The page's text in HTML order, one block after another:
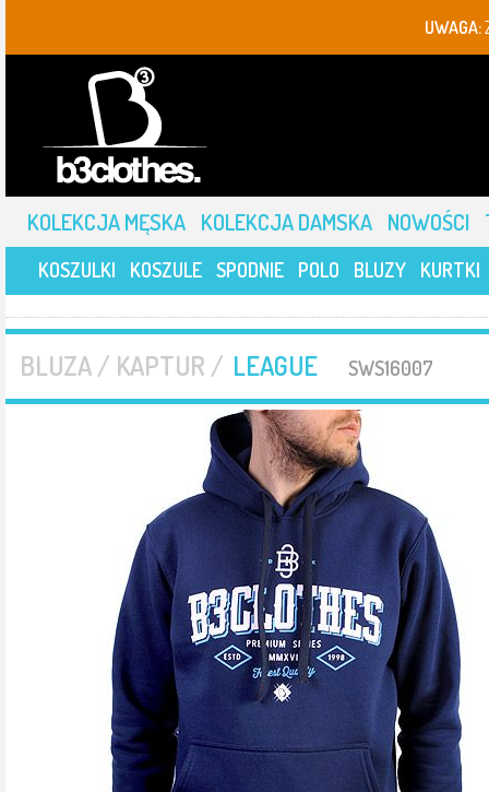
UWAGA:
KOLEKCJA MĘSKA KOLEKCJA DAMSKA NOWOŚCI
KOSZULKI KOSZULE SPODNIE POLO BLUZY KURTKI
BLUZA / KAPTUR / LEAGUE SWS16007